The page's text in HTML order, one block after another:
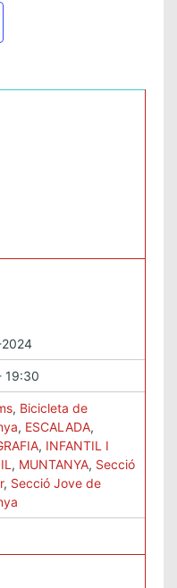
19:30
, Bicicleta de
, ESCALADA,
, INFANTIL I
, MUNTANYA, Secció
, Secció Jove de